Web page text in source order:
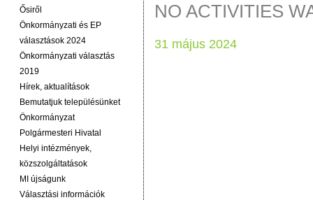
Ősiről
Önkormányzati és EP
választások 2024
Önkormányzati választás
2019
Hírek, aktualítások
Bemutatjuk településünket
Önkormányzat
Polgármesteri Hivatal
Helyi intézmények,
közszolgáltatások
MI újságunk
Választási információk
NO ACTIVITIES
31 május 2024